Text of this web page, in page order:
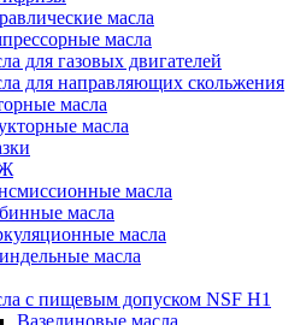
масла
масла
для газовых двигателей
для направляющих скольжения
масла
масла
масла
масла
масла
масла
с пищевым допуском NSF H1
Вазелиновые масла